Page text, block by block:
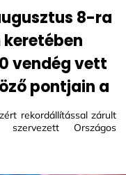
8-ra
vendég vett
pontjain a
rekordállítással zárult
Országos